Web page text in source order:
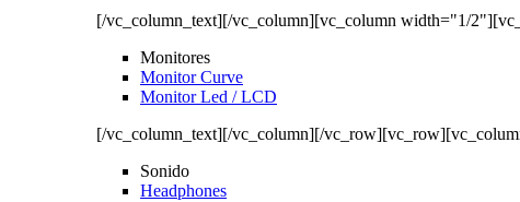
[/vc_column_text][/vc_column][vc_column width="1/
Monitores
Monitor Curve
Monitor Led / LCD
[/vc_column_text][/vc_column][/
Sonido
Headphones